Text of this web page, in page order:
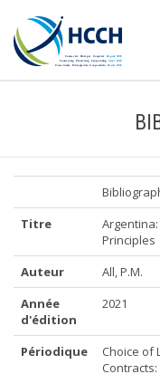
Titre
Principles
Auteur
All, P.M.
Année
d'édition
2021
Périodique
Choice of